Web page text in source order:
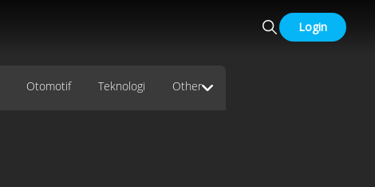
Login
Otomotif Teknologi Other